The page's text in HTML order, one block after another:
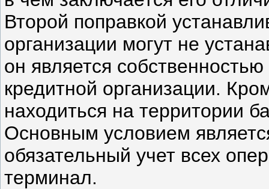
Второй поправкой
организации могут не
он является
кредитной организации.
находиться на территории
Основным условием
обязательный учет всех
терминал.